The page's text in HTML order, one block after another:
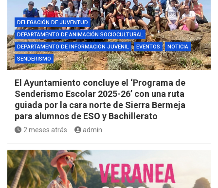
DELEGACIÓN DE JUVENTUD
DEPARTAMENTO DE ANIMACIÓN SOCIOCULTURAL
DEPARTAMENTO DE INFORMACIÓN JUVENIL
EVENTOS
NOTICIA
SENDERISMO
El Ayuntamiento concluye el ‘Programa de
Senderismo Escolar 2025-26’ con una ruta
guiada por la cara norte de Sierra Bermeja
para alumnos de ESO y Bachillerato
2 meses atrás admin